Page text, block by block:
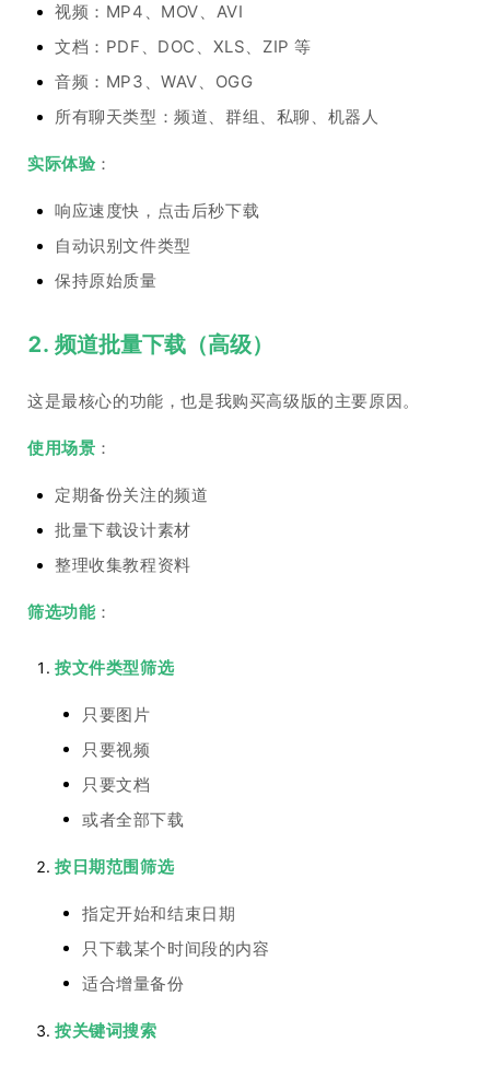
视频：MP4、MOV、AVI
文档：PDF、DOC、XLS、ZIP 等
音频：MP3、WAV、OGG
所有聊天类型：频道、群组、私聊、机器人
实际体验：
响应速度快，点击后秒下载
自动识别文件类型
保持原始质量
2. 频道批量下载（高级）
这是最核心的功能，也是我购买高级版的主要原因。
使用场景 ：
定期备份关注的频道
批量下载设计素材
整理收集教程资料
筛选功能：
按文件类型筛选
只要图片
只要视频
只要文档
或者全部下载
按日期范围筛选
指定开始和结束日期
只下载某个时间段的内容
适合增量备份
按关键词搜索